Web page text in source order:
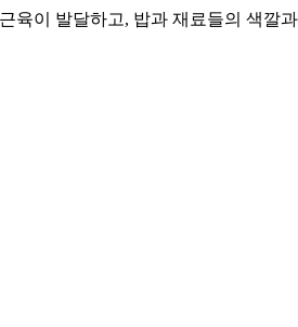
육이 발달하고, 밥과 재료들의 색